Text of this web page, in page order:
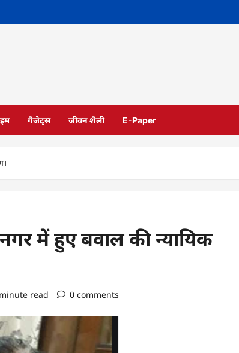
गैजेट्स जीवन शैली E-Paper
में हुए बवाल की न्यायिक
read 0 comments